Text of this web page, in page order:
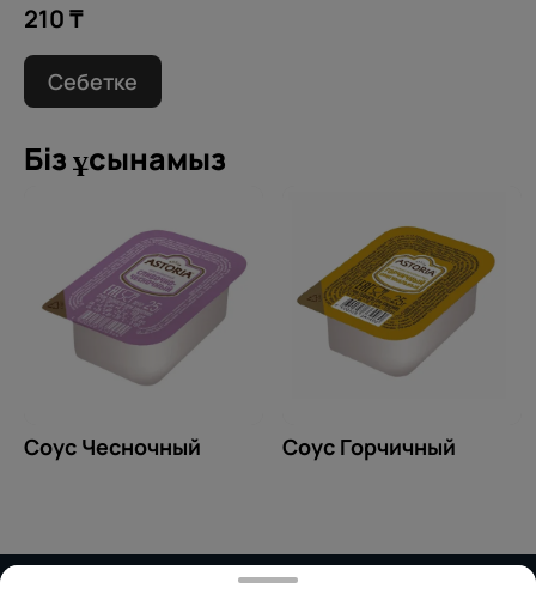
210 ₸
Себетке
Біз ұсынамыз
Соус Чесночный Соус Горчичный